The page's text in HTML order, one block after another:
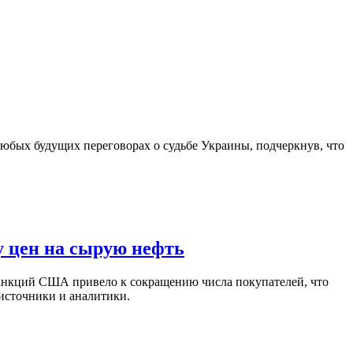
будущих переговорах о судьбе Украины, подчеркнув, что
цен на сырую нефть
США привело к сокращению числа покупателей, что
и аналитики.